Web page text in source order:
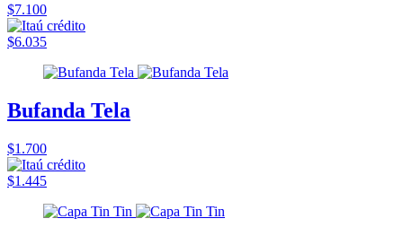
$7.100
$6.035
Bufanda Tela
$1.700
$1.445